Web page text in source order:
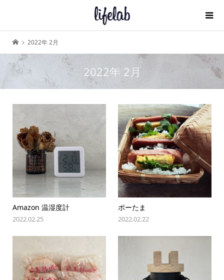
2022年 2月
2022年 2月
Amazon 温湿度計
2022.02.25
ポーたま
2022.02.22